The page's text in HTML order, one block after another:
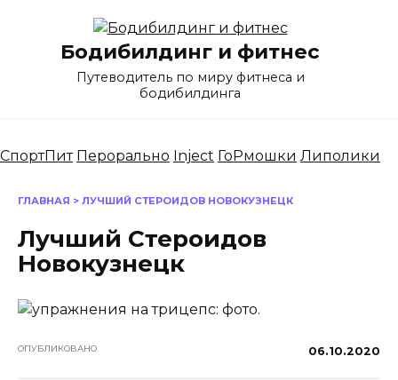
содержаниюБодибилдинг и фитнес
Путеводитель по миру фитнеса и
бодибилдинга
СпортПит Перорально Inject ГоРмошки Липолики
ГЛАВНАЯ > ЛУЧШИЙ СТЕРОИДОВ НОВОКУЗНЕЦК
Лучший Стероидов
Новокузнецк
ОПУБЛИКОВАНО 06.10.2020